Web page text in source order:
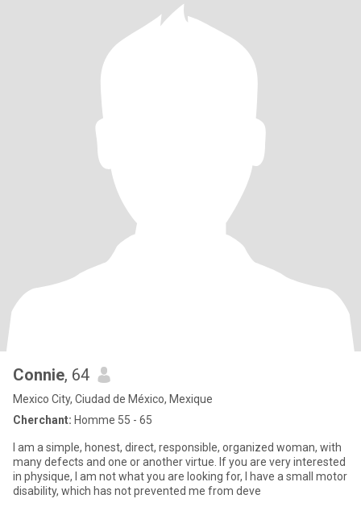
Connie, 64
Mexico City, Ciudad de México, Mexique
Cherchant: Homme 55 - 65
I am a simple, honest, direct, responsible, organized woman, with
many defects and one or another virtue. If you are very interested
in physique, I am not what you are looking for, I have a small motor
disability, which has not prevented me from deve